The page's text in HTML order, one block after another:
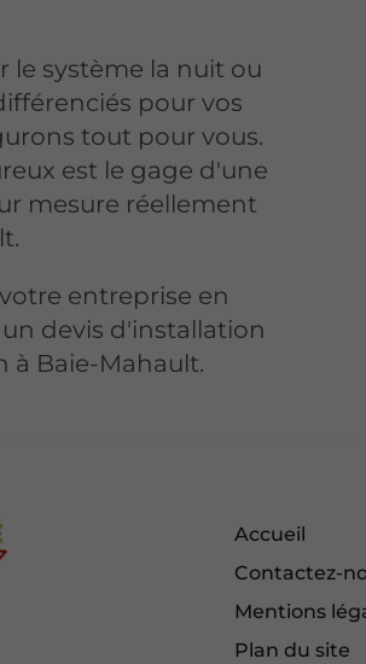
le système la nuit ou
pour vos
tout pour vous.
est le gage d'une
mesure réellement
entreprise en
devis d'installation
à Baie-Mahault.
Accueil
Contactez-
Mentions
Plan du site